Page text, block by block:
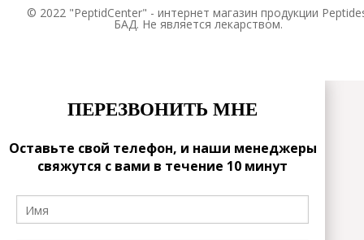
© 2022 "PeptidCenter" - интернет магазин продукции
БАД. Не является лекарством.
ПЕРЕЗВОНИТЬ МНЕ
Оставьте свой телефон, и наши менеджеры
свяжутся с вами в течение 10 минут